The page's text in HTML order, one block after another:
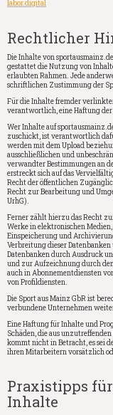
labor.digital
Rechtlicher
Die Inhalte von
gestattet die Nutzung von
erlaubten Rahmen. Jede
schriftlichen Zustimmung der
Für die Inhalte fremder
verantwortlich, eine Haftung der
Wer Inhalte auf
zuschickt, ist verantwortlich
werden mit dem Upload
ausschließlichen und
verwandter Bestimmungen an
erstreckt sich auf das
Recht der öffentlichen
Recht zur Bearbeitung und
UrhG).
Ferner zählt hierzu das Recht
Werke in elektronischen
Einspeicherung und
Verbreitung dieser
Datenbanken durch Ausdruck
und zur Aufzeichnung durch
auch in Abonnementdiensten
von Profildiensten.
Die Sport aus Mainz GbR ist
verbundene Unternehmen
Eine Haftung für Inhalte und
Schäden, die aus
kommt nicht in Betracht, es sei
ihren Mitarbeitern vorsätzlich
Praxistipps
Inhalte